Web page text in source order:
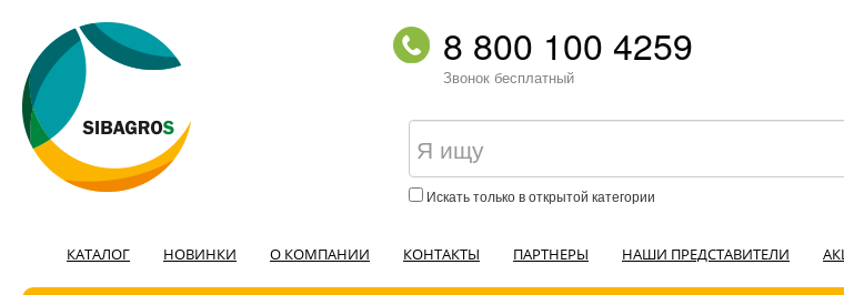
8 800 100 4259
Звонок бесплатный
Искать только в открытой категории
КАТАЛОГ НОВИНКИ О КОМПАНИИ КОНТАКТЫ ПАРТНЕРЫ НАШИ ПРЕДСТАВИТЕЛИ